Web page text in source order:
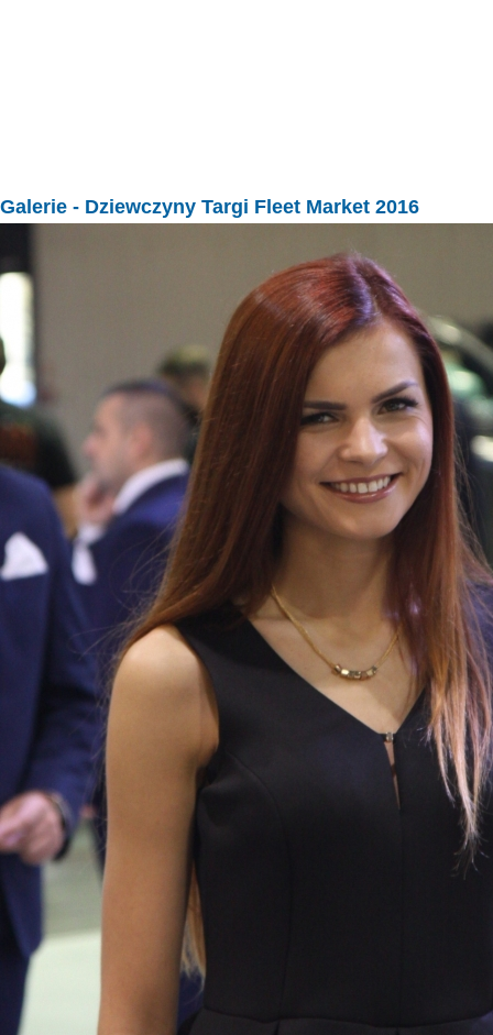
Galerie - Dziewczyny Targi Fleet Market 2016